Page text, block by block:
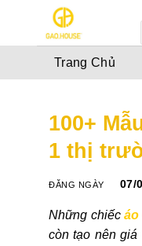
content
Trang Chủ
100+
1 thị
ĐĂNG NGÀY 07/
Những chiếcáo
còn tạo nên giá